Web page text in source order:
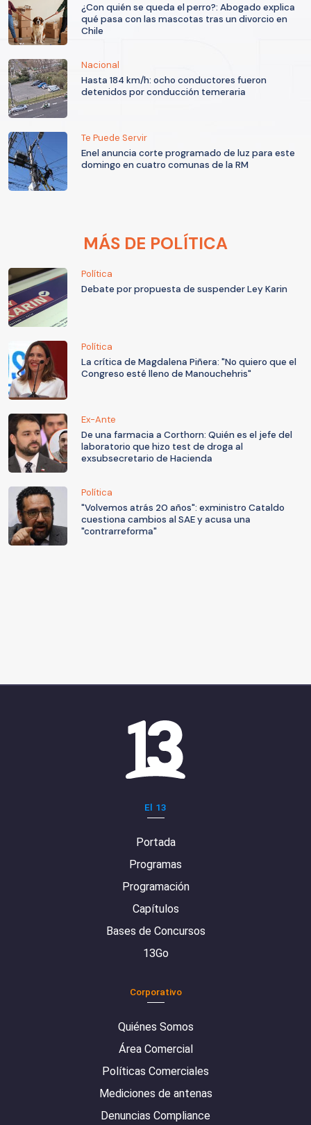
¿Con quién se queda el perro?: Abogado explica
qué pasa con las mascotas tras un divorcio en
Chile
Nacional
Hasta 184 km/h: ocho conductores fueron
detenidos por conducción temeraria
Te Puede Servir
Enel anuncia corte programado de luz para este
domingo en cuatro comunas de la RM
MÁS DE POLÍTICA
Política
Debate por propuesta de suspender Ley Karin
Política
La crítica de Magdalena Piñera: "No quiero que el
Congreso esté lleno de Manouchehris"
Ex-Ante
De una farmacia a Corthorn: Quién es el jefe del
laboratorio que hizo test de droga al
exsubsecretario de Hacienda
Política
"Volvemos atrás 20 años": exministro Cataldo
cuestiona cambios al SAE y acusa una
"contrarreforma"
El 13
Portada
Programas
Programación
Capítulos
Bases de Concursos
13Go
Corporativo
Quiénes Somos
Área Comercial
Políticas Comerciales
Mediciones de antenas
Denuncias Compliance